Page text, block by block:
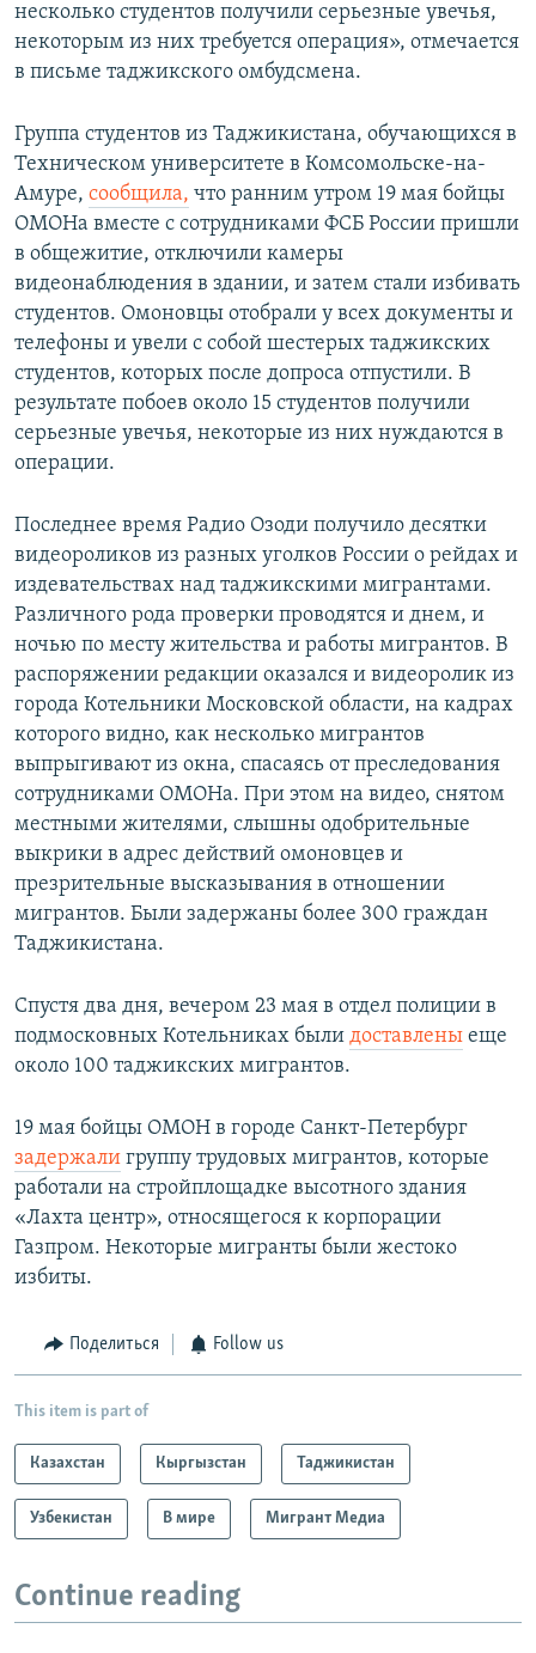
несколько студентов получили серьезные увечья,
некоторым из них требуется операция», отмечается
в письме таджикского омбудсмена.
Группа студентов из Таджикистана, обучающихся в
Техническом университете в Комсомольске-на-
Амуре, сообщила, что ранним утром 19 мая бойцы
ОМОНа вместе с сотрудниками ФСБ России пришли
в общежитие, отключили камеры
видеонаблюдения в здании, и затем стали избивать
студентов. Омоновцы отобрали у всех документы и
телефоны и увели с собой шестерых таджикских
студентов, которых после допроса отпустили. В
результате побоев около 15 студентов получили
серьезные увечья, некоторые из них нуждаются в
операции.
Последнее время Радио Озоди получило десятки
видеороликов из разных уголков России о рейдах и
издевательствах над таджикскими мигрантами.
Различного рода проверки проводятся и днем, и
ночью по месту жительства и работы мигрантов. В
распоряжении редакции оказался и видеоролик из
города Котельники Московской области, на кадрах
которого видно, как несколько мигрантов
выпрыгивают из окна, спасаясь от преследования
сотрудниками ОМОНа. При этом на видео, снятом
местными жителями, слышны одобрительные
выкрики в адрес действий омоновцев и
презрительные высказывания в отношении
мигрантов. Были задержаны более 300 граждан
Таджикистана.
Спустя два дня, вечером 23 мая в отдел полиции в
подмосковных Котельниках были доставлены еще
около 100 таджикских мигрантов.
19 мая бойцы ОМОН в городе Санкт-Петербург
задержали группу трудовых мигрантов, которые
работали на стройплощадке высотного здания
«Лахта центр», относящегося к корпорации
Газпром. Некоторые мигранты были жестоко
избиты.
Поделиться Follow us
This item is part of
Казахстан Кыргызстан Таджикистан
Узбекистан В мире Мигрант Медиа
Continue reading